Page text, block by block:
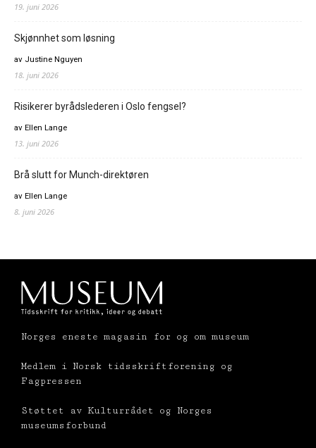
19. juni 2026
Skjønnhet som løsning
av Justine Nguyen
18. juni 2026
Risikerer byrådslederen i Oslo fengsel?
av Ellen Lange
13. juni 2026
Brå slutt for Munch-direktøren
av Ellen Lange
8. juni 2026
Norges eneste magasin for og om museum
Medlem i Norsk tidsskriftforening og
Fagpressen
Støttet av Kulturrådet og Norges
museumsforbund